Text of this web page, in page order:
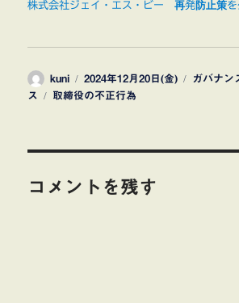
株式会社ジェイ・エス・ビー 再発防止策を
投
稿
kuni
投
稿
2024年12月20日(金)
カ
ガバナン
ス
タ
取締役の不正行為
コメントを残す